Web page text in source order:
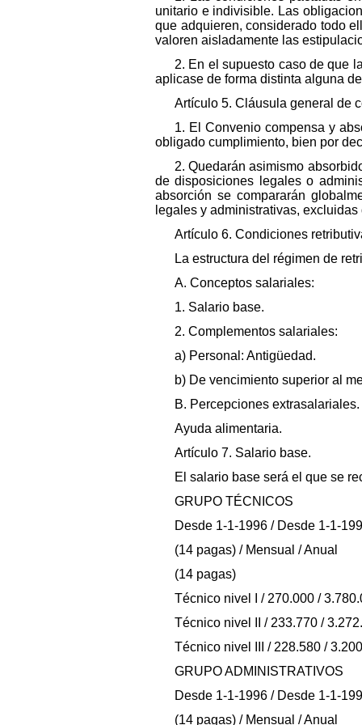
unitario e indivisible. Las
que adquieren, considerado todo
valoren aisladamente las
2. En el supuesto caso de que
aplicase de forma distinta alguna
Artículo 5. Cláusula general de
1. El Convenio compensa y
obligado cumplimiento, bien por
2. Quedarán asimismo
de disposiciones legales o
absorción se compararán
legales y administrativas,
Artículo 6. Condiciones
La estructura del régimen de
A. Conceptos salariales:
1. Salario base.
2. Complementos salariales:
a) Personal: Antigüedad.
b) De vencimiento superior al
B. Percepciones extrasalariales.
Ayuda alimentaria.
Artículo 7. Salario base.
El salario base será el que se
GRUPO TÉCNICOS
Desde 1-1-1996 / Desde 1-1-
(14 pagas) / Mensual / Anual
(14 pagas)
Técnico nivel I / 270.000 /
Técnico nivel II / 233.770 /
Técnico nivel III / 228.580 /
GRUPO ADMINISTRATIVOS
Desde 1-1-1996 / Desde 1-1-
(14 pagas) / Mensual / Anual